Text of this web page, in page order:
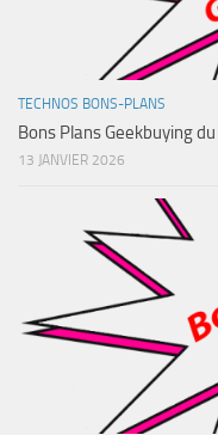
TECHNOS BONS-PLANS
Bons Plans Geekbuying
13 JANVIER 2026